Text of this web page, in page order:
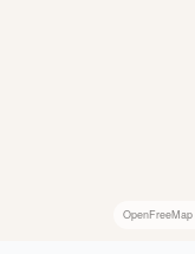
OpenFreeMap